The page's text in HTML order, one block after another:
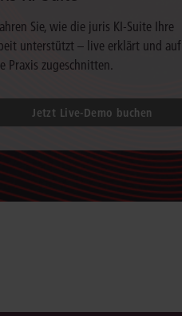
Sie, wie die juris KI-Suite Ihre
unterstützt – live erklärt und auf
Praxis zugeschnitten.
Jetzt Live-Demo buchen